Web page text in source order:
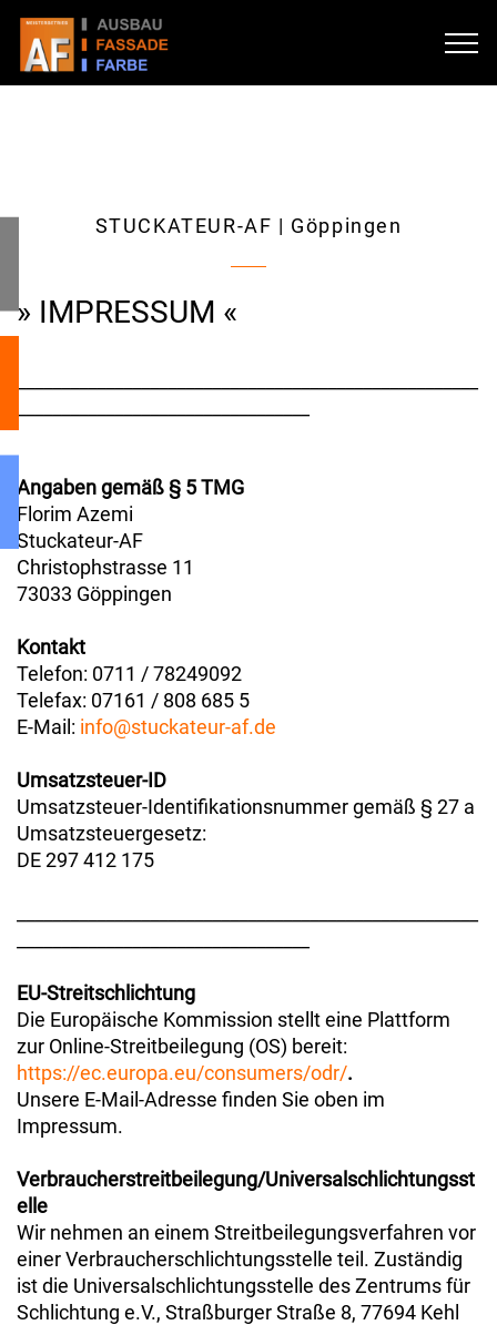
STUCKATEUR-AF | Göppingen
» IMPRESSUM «
Angaben gemäß § 5 TMG
Florim Azemi
Stuckateur-AF
Christophstrasse 11
73033 Göppingen
Kontakt
Telefon: 0711 / 78249092
Telefax: 07161 / 808 685 5
E-Mail: info@stuckateur-af.de
Umsatzsteuer-ID
Umsatzsteuer-Identifikationsnummer gemäß § 27 a
Umsatzsteuergesetz:
DE 297 412 175
EU-Streitschlichtung
Die Europäische Kommission stellt eine Plattform
zur Online-Streitbeilegung (OS) bereit:
https://ec.europa.eu/consumers/odr/.
Unsere E-Mail-Adresse finden Sie oben im
Impressum.
Verbraucherstreitbeilegung/Universalschlichtungsst
elle
Wir nehmen an einem Streitbeilegungsverfahren vor
einer Verbraucherschlichtungsstelle teil. Zuständig
ist die Universalschlichtungsstelle des Zentrums für
Schlichtung e.V., Straßburger Straße 8, 77694 Kehl